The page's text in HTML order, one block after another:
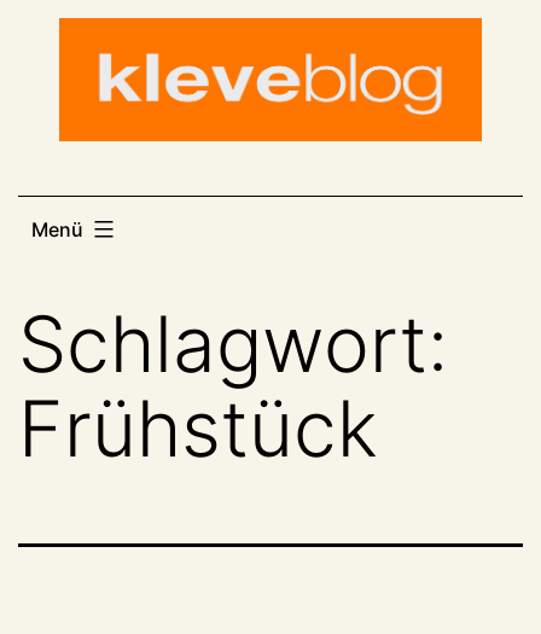
Menü
Schlagwort:
Frühstück